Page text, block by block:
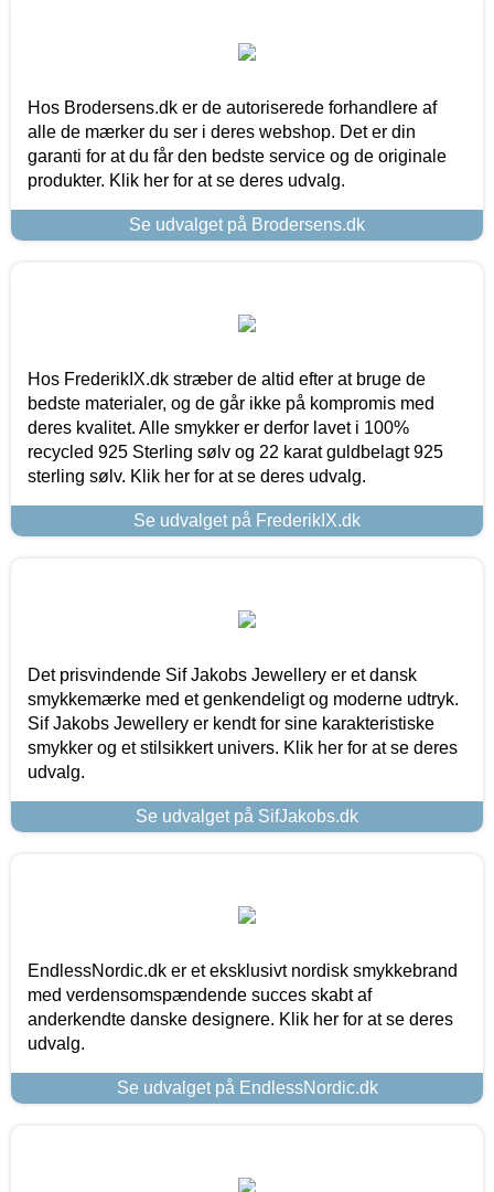
Hos Brodersens.dk er de autoriserede forhandlere af
alle de mærker du ser i deres webshop. Det er din
garanti for at du får den bedste service og de originale
produkter. Klik her for at se deres udvalg.
Se udvalget på Brodersens.dk
Hos FrederikIX.dk stræber de altid efter at bruge de
bedste materialer, og de går ikke på kompromis med
deres kvalitet. Alle smykker er derfor lavet i 100%
recycled 925 Sterling sølv og 22 karat guldbelagt 925
sterling sølv. Klik her for at se deres udvalg.
Se udvalget på FrederikIX.dk
Det prisvindende Sif Jakobs Jewellery er et dansk
smykkemærke med et genkendeligt og moderne udtryk.
Sif Jakobs Jewellery er kendt for sine karakteristiske
smykker og et stilsikkert univers. Klik her for at se deres
udvalg.
Se udvalget på SifJakobs.dk
EndlessNordic.dk er et eksklusivt nordisk smykkebrand
med verdensomspændende succes skabt af
anderkendte danske designere. Klik her for at se deres
udvalg.
Se udvalget på EndlessNordic.dk